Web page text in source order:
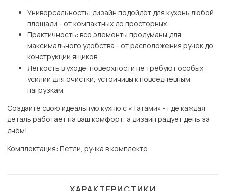
Универсальность: дизайн подойдёт для кухонь любой
площади - от компактных до просторных.
Практичность: все элементы продуманы для
максимального удобства - от расположения ручек до
конструкции ящиков.
Лёгкость в уходе: поверхности не требуют особых
усилий для очистки, устойчивы к повседневным
нагрузкам.
Создайте свою идеальную кухню с «Татами» - где каждая
деталь работает на ваш комфорт, а дизайн радует день за
днём!
Комплектация: Петли, ручка в комплекте.